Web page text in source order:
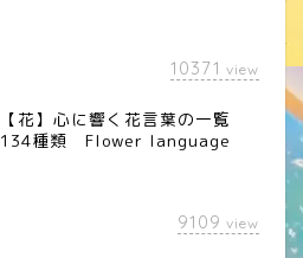
10371 view
【花】心に響く花言葉の一覧
134種類 Flower language
9109 view